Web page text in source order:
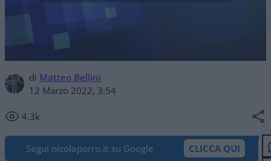
di Matteo Bellini
12 Marzo 2022, 3:54
4.3k
Segui nicolaporro.it su Google CLICCA QUI